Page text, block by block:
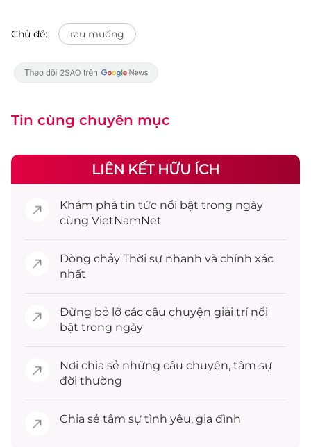
Chủ đề: rau muống
Tin cùng chuyên mục
LIÊN KẾT HỮU ÍCH
Khám phá tin tức nổi bật trong ngày
cùng VietNamNet
Dòng chảy Thời sự nhanh và chính xác
nhất
Đừng bỏ lỡ các câu chuyện giải trínổi
bật trong ngày
Nơi chia sẻ những câu chuyện, tâm sự
đời thường
Chia sẻ tâm sự tình yêu, gia đình